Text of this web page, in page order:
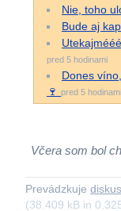
Nie, toho
Bude aj
pred 5 hodinami
Dones
🍷 pred 5 hodinami
Včera som bol
Prevádzkuje
(38.409 kB in